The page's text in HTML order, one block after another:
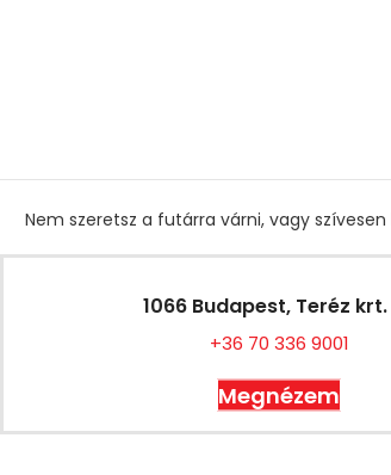
Nem szeretsz a futárra várni, vagy
1066 Budapest, Teréz
+36 70 336 9001
Megnézem